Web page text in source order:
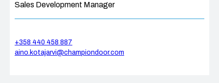
Sales Development Manager
+358 440 458 887
aino.kotajarvi@championdoor.com